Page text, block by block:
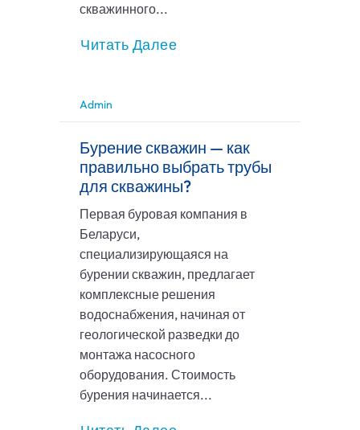
скважинного...
Читать Далее
Admin
Бурение скважин — как
правильно выбрать трубы
для скважины?
Первая буровая компания в
Беларуси,
специализирующаяся на
бурении скважин, предлагает
комплексные решения
водоснабжения, начиная от
геологической разведки до
монтажа насосного
оборудования. Стоимость
бурения начинается...